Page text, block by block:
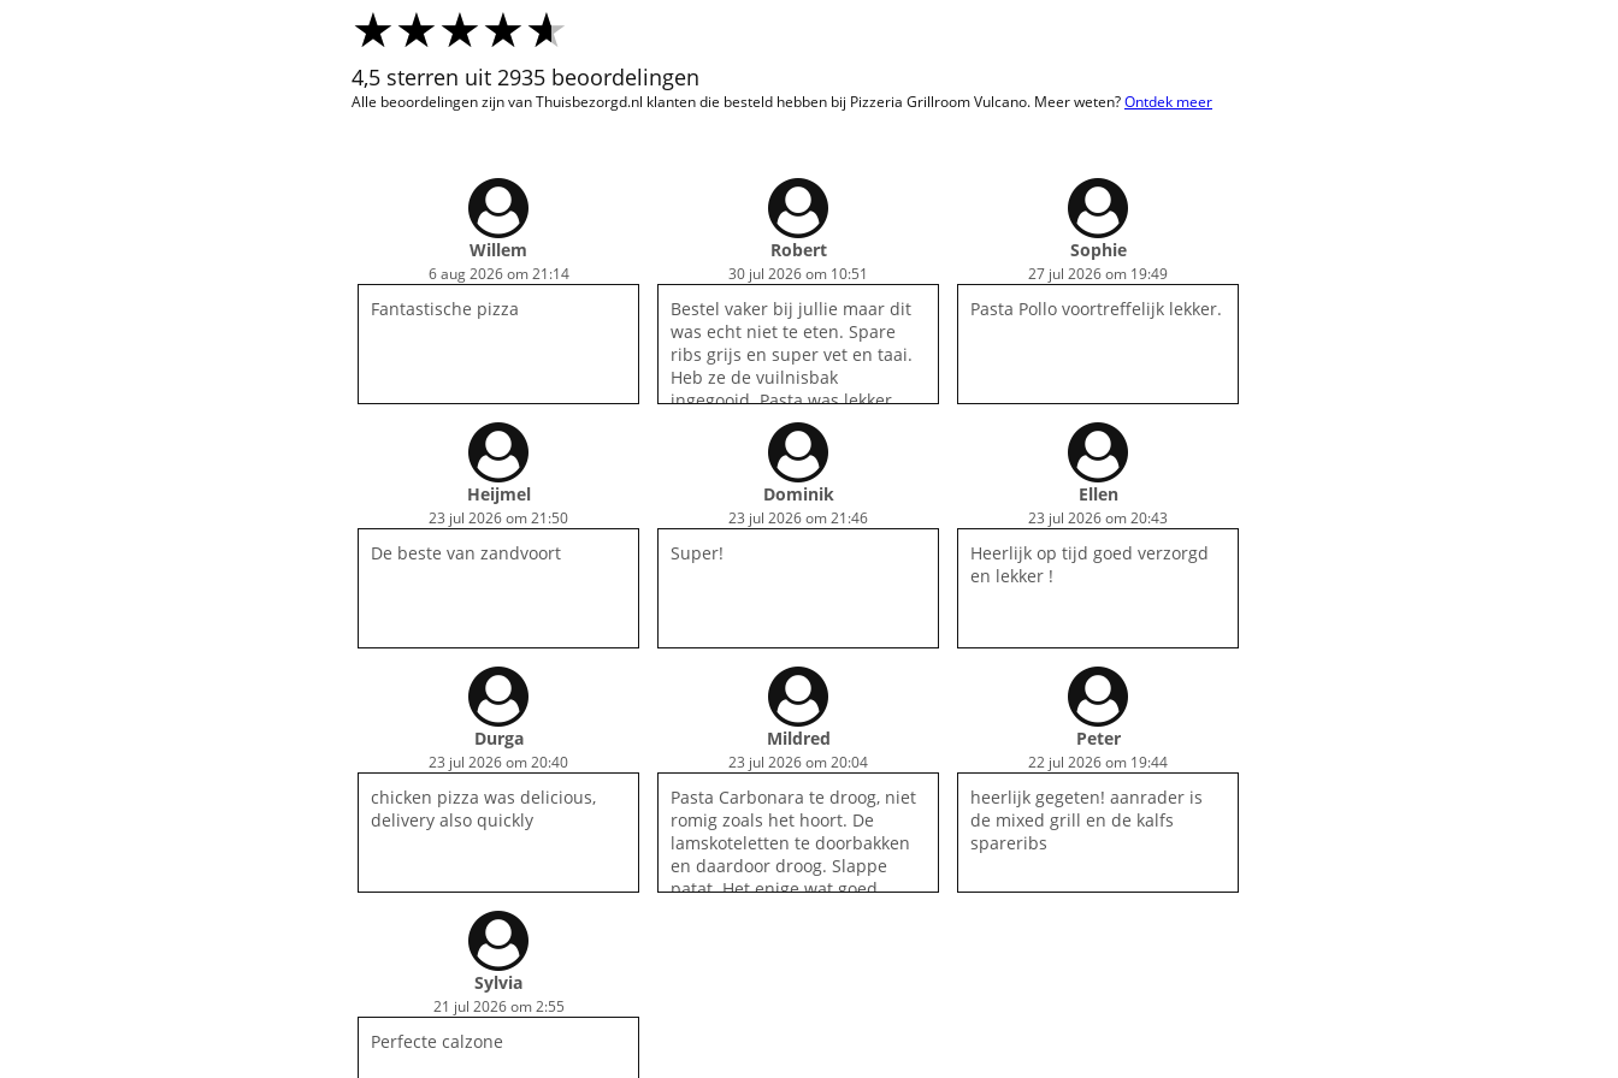
4,5 sterren uit 2935 beoordelingen
Alle beoordelingen zijn van Thuisbezorgd.nl klanten die besteld hebben bij Pizzeria Grillroom Vulcano. Meer weten?Ontdek meer
Willem
6 aug 2026 om 21:14
Fantastische pizza
Robert
30 jul 2026 om 10:51
Bestel vaker bij jullie maar dit
was echt niet te eten. Spare
ribs grijs en super vet en taai.
Heb ze de vuilnisbak
ingegooid. Pasta was lekker
Sophie
27 jul 2026 om 19:49
Pasta Pollo voortreffelijk lekker.
Heijmel
23 jul 2026 om 21:50
De beste van zandvoort
Dominik
23 jul 2026 om 21:46
Super!
Ellen
23 jul 2026 om 20:43
Heerlijk op tijd goed verzorgd
en lekker !
Durga
23 jul 2026 om 20:40
chicken pizza was delicious,
delivery also quickly
Mildred
23 jul 2026 om 20:04
Pasta Carbonara te droog, niet
romig zoals het hoort. De
lamskoteletten te doorbakken
en daardoor droog. Slappe
patat. Het enige wat goed
Peter
22 jul 2026 om 19:44
heerlijk gegeten! aanrader is
de mixed grill en de kalfs
spareribs
Sylvia
21 jul 2026 om 2:55
Perfecte calzone